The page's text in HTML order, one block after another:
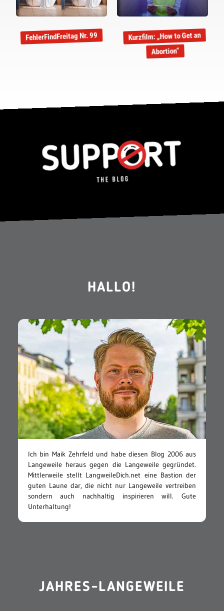
FehlerFindFreitag Nr. 99 Kurzfilm: „How to Get an
Abortion“
HALLO!
Ich bin Maik Zehrfeld und habe diesen Blog 2006 aus
Langeweile heraus gegen die Langeweile gegründet.
Mittlerweile stellt LangweileDich.net eine Bastion der
guten Laune dar, die nicht nur Langeweile vertreiben
sondern auch nachhaltig inspirieren will. Gute
Unterhaltung!
JAHRES-LANGEWEILE